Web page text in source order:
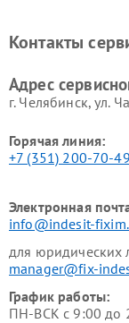
Indesit
Контакты
Адрес
г. Челябинск, ул.
Горячая линия:
+7 (351) 200-70-49
Электронная
info@indesit-
для юридических
manager@fix-
График работы:
ПН-ВСК с 9:00 до